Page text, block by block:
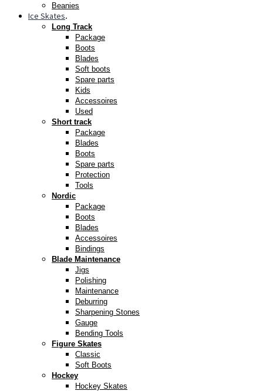
Beanies
Ice Skates.
Long Track
Package
Boots
Blades
Soft boots
Spare parts
Kids
Accessoires
Used
Short track
Package
Blades
Boots
Spare parts
Protection
Tools
Nordic
Package
Boots
Blades
Accessoires
Bindings
Blade Maintenance
Jigs
Polishing
Maintenance
Deburring
Sharpening Stones
Gauge
Bending Tools
Figure Skates
Classic
Soft Boots
Hockey
Hockey Skates